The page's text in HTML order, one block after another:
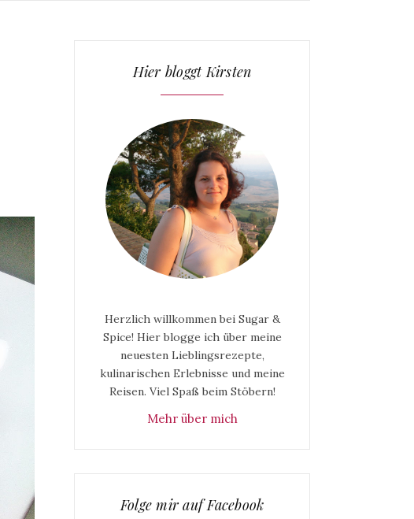
Hier bloggt Kirsten
Herzlich willkommen bei Sugar &
Spice! Hier blogge ich über meine
neuesten Lieblingsrezepte,
kulinarischen Erlebnisse und meine
Reisen. Viel Spaß beim Stöbern!
Mehr über mich
Folge mir auf Facebook